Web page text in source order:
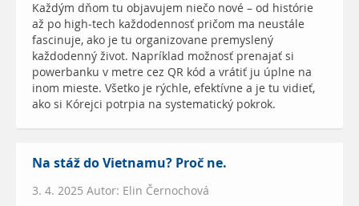
Každým dňom tu objavujem niečo nové – od histórie
až po high-tech každodennosť pričom ma neustále
fascinuje, ako je tu organizovane premyslený
každodenný život. Napríklad možnosť prenajať si
powerbanku v metre cez QR kód a vrátiť ju úplne na
inom mieste. Všetko je rýchle, efektívne a je tu vidieť,
ako si Kórejci potrpia na systematický pokrok.
Na stáž do Vietnamu? Proč ne.
3. 4. 2025 Autor: Elin Černochová